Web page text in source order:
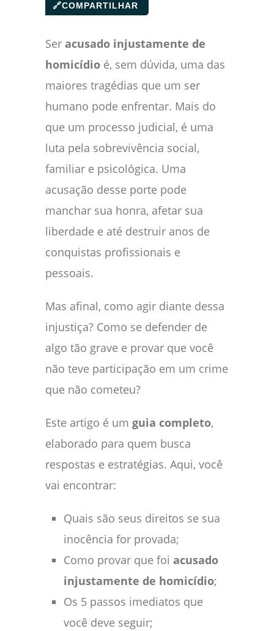
🔗COMPARTILHAR
Ser acusado injustamente de
homicídio é, sem dúvida, uma das
maiores tragédias que um ser
humano pode enfrentar. Mais do
que um processo judicial, é uma
luta pela sobrevivência social,
familiar e psicológica. Uma
acusação desse porte pode
manchar sua honra, afetar sua
liberdade e até destruir anos de
conquistas profissionais e
pessoais.
Mas afinal, como agir diante dessa
injustiça? Como se defender de
algo tão grave e provar que você
não teve participação em um crime
que não cometeu?
Este artigo é um guia completo,
elaborado para quem busca
respostas e estratégias. Aqui, você
vai encontrar:
Quais são seus direitos se sua
inocência for provada;
Como provar que foi acusado
injustamente de homicídio;
Os 5 passos imediatos que
você deve seguir;